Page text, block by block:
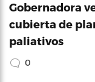
Gobernadora
cubierta de
paliativos
0